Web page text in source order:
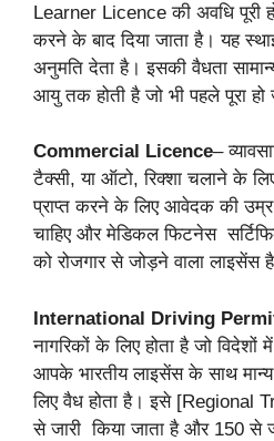
Learner Licence की अवधि
करने के बाद दिया जाता है। यह
अनुमति देता है। इसकी वैधता
आयु तक होती है जो भी पहले पूरा हो
Commercial Licence–
टैक्सी, या ऑटो, रिक्शा चलाने के
प्राप्त करने के लिए आवेदक की
चाहिए और मेडिकल फिटनेस
को रोजगार से जोड़ने वाला लाइसेंस
International Driving
नागरिकों के लिए होता है जो
आपके भारतीय लाइसेंस के साथ
लिए वैध होता है। इसे [Regional
से जारी किया जाता है और 150 से